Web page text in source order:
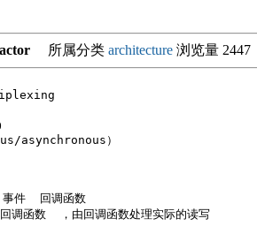
所属分类 architecture 浏览量 2447
asynchronous）
件  回调函数
函数  ，由回调函数处理实际的读写